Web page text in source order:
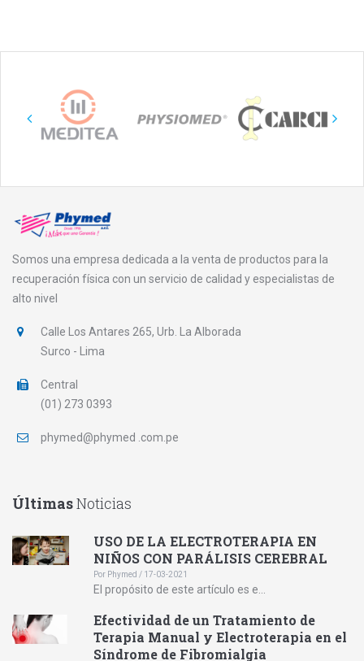
Somos una empresa dedicada a la venta de productos para la
recuperación física con un servicio de calidad y especialistas de
alto nivel
Calle Los Antares 265, Urb. La Alborada
Surco - Lima
Central
(01) 273 0393
phymed@phymed .com.pe
ÚltimasNoticias
USO DE LA ELECTROTERAPIA EN
NIÑOS CON PARÁLISIS CEREBRAL
Por Phymed / 17-03-2021
El propósito de este artículo es e...
Efectividad de un Tratamiento de
Terapia Manual y Electroterapia en el
Síndrome de Fibromialgia